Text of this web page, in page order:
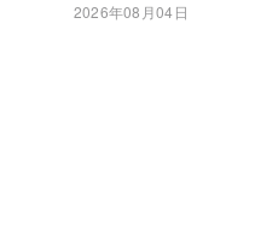
2026年08月04日